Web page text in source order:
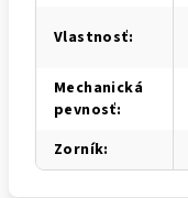
Vlastnosť:
Mechanická
pevnosť:
Zorník: